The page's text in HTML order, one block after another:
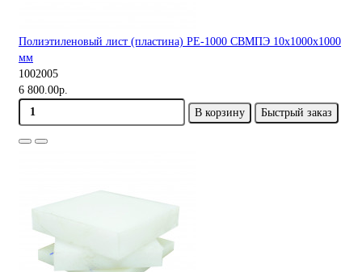
Полиэтиленовый лист (пластина) PE-1000 СВМПЭ 10х1000х1000
мм
1002005
6 800.00р.
В корзину
Быстрый заказ